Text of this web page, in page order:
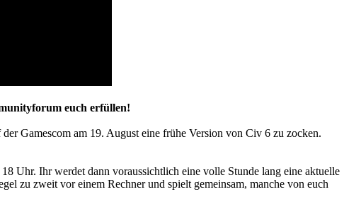
euch erfüllen!
Gamescom am 19. August eine frühe Version von Civ 6 zu zocken.
Uhr. Ihr werdet dann voraussichtlich eine volle Stunde lang eine aktuelle
zu zweit vor einem Rechner und spielt gemeinsam, manche von euch